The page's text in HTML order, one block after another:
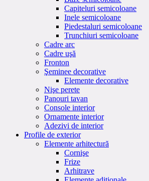
Capiteluri semicoloane
Inele semicoloane
Piedestaluri semicoloane
Trunchiuri semicoloane
Cadre arc
Cadre uşă
Fronton
Şeminee decorative
Elemente decorative
Nişe perete
Panouri tavan
Console interior
Ornamente interior
Adezivi de interior
Profile de exterior
Elemente arhitectură
Cornişe
Frize
Arhitrave